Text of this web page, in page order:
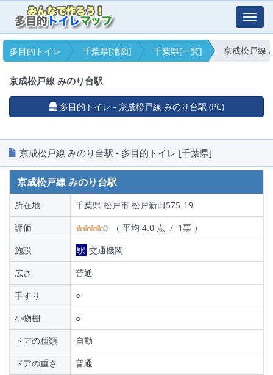
多目的トイレ
千葉県[地図] 千葉県[一覧] 京成松戸線
京成松戸線 みのり台駅
多目的トイレ - 京成松戸線 みのり台駅 (PC)
京成松戸線 みのり台駅 - 多目的トイレ [千葉県]
京成松戸線 みのり台駅
所在地
千葉県 松戸市 松戸新田575-19
評価
（ 平均 4.0 点 / 1票 ）
施設
駅 交通機関
広さ
普通
手すり
○
小物棚
○
ドアの種類
自動
ドアの重さ
普通